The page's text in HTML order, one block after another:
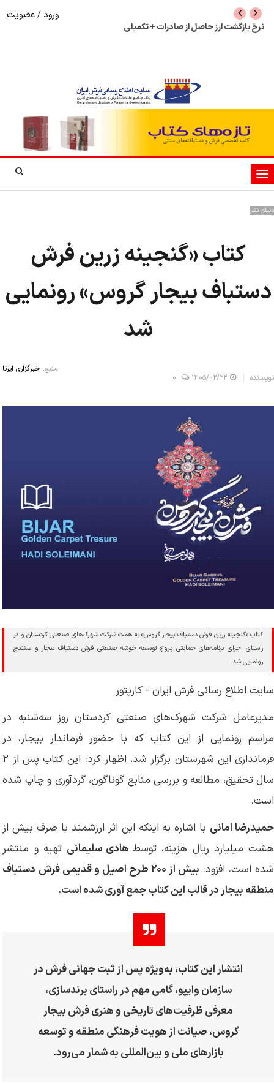
نرخ بازگشت ارز حاصل از صادرات + تکمیلی
ورود /عضویت
تغییر
وضعیت
دنیای نشر
کتاب «گنجینه زرین فرش
دستباف بیجار گروس» رونمایی
شد
نویسنده ۱۴۰۵/۰۲/۲۲ 0
منبع: خبرگزاری ایرنا
کتاب «گنجینه زرین فرش دستباف بیجار گروس» به همت شرکت شهرک‌های صنعتی کردستان و در
راستای اجرای برنامه‌های حمایتی پروژه توسعه خوشه صنعتی فرش دستباف بیجار و سنندج
رونمایی شد.
سایت اطلاع رسانی فرش ایران - کارپتور
مدیرعامل شرکت شهرک‌های صنعتی کردستان روز سه‌شنبه در
مراسم رونمایی از این کتاب که با حضور فرماندار بیجار، در
فرمانداری این شهرستان برگزار شد، اظهار کرد: این کتاب پس از ۲
سال تحقیق، مطالعه و بررسی منابع گوناگون، گردآوری و چاپ شده
است.
حمیدرضا امانی با اشاره به اینکه این اثر ارزشمند با صرف بیش از
هشت میلیارد ریال هزینه، توسطهادی سلیمانی تهیه و منتشر
شده است، افزود:
بیش از ۲۰۰ طرح اصیل و قدیمی فرش دستباف
منطقه بیجار در قالب این کتاب جمع آوری شده است.
انتشار این کتاب، به‌ویژه پس از ثبت جهانی فرش در
سازمان وایپو، گامی مهم در راستای برندسازی،
معرفی ظرفیت‌های تاریخی و هنری فرش بیجار
گروس، صیانت از هویت فرهنگی منطقه و توسعه
بازارهای ملی و بین‌المللی به شمار می‌رود.